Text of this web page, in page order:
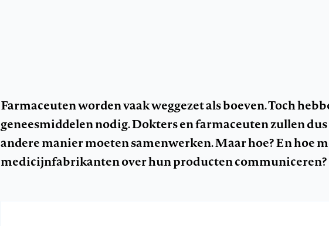
Farmaceuten worden vaak weggezet als boeven. Toch
geneesmiddelen nodig. Dokters en farmaceuten zullen dus
andere manier moeten samenwerken. Maar hoe? En hoe
medicijnfabrikanten over hun producten communiceren?